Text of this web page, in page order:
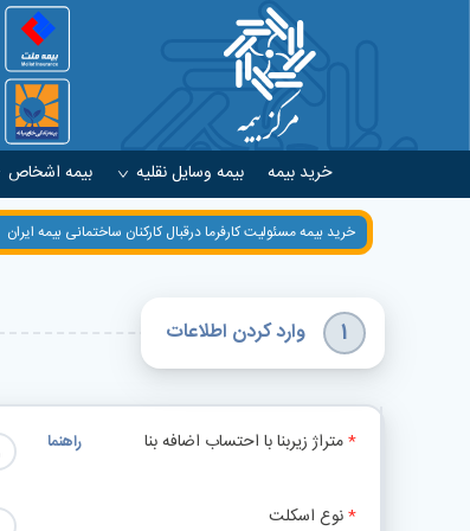
خرید بیمه بیمه وسایل نقلیه بیمه اشخاص
خرید بیمه مسئولیت کارفرما درقبال کارکنان ساختمانی بیمه ایران
1 وارد کردن اطلاعات
متراژ زیربنا با احتساب اضافه بنا راهنما
نوع اسکلت